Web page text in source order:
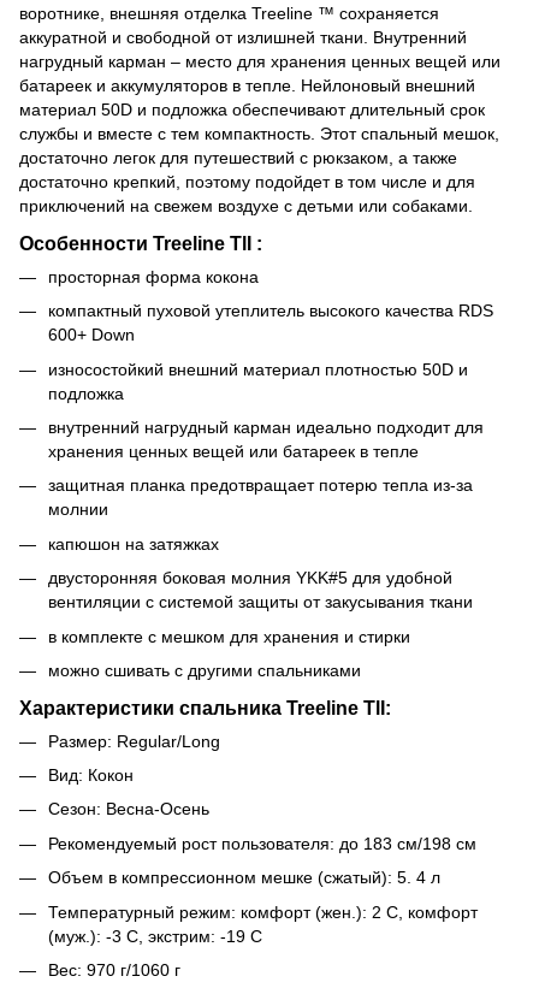
воротнике, внешняя отделка Treeline ™ сохраняется
аккуратной и свободной от излишней ткани. Внутренний
нагрудный карман – место для хранения ценных вещей или
батареек и аккумуляторов в тепле. Нейлоновый внешний
материал 50D и подложка обеспечивают длительный срок
службы и вместе с тем компактность. Этот спальный мешок,
достаточно легок для путешествий с рюкзаком, а также
достаточно крепкий, поэтому подойдет в том числе и для
приключений на свежем воздухе с детьми или собаками.
Особенности Treeline TlI :
просторная форма кокона
компактный пуховой утеплитель высокого качества RDS
600+ Down
износостойкий внешний материал плотностью 50D и
подложка
внутренний нагрудный карман идеально подходит для
хранения ценных вещей или батареек в тепле
защитная планка предотвращает потерю тепла из-за
молнии
капюшон на затяжках
двусторонняя боковая молния YKK#5 для удобной
вентиляции с системой защиты от закусывания ткани
в комплекте с мешком для хранения и стирки
можно сшивать с другими спальниками
Характеристики спальника Treeline TlI:
Размер: Regular/Long
Вид: Кокон
Сезон: Весна-Осень
Рекомендуемый рост пользователя: до 183 см/198 см
Объем в компрессионном мешке (сжатый): 5. 4 л
Температурный режим: комфорт (жен.): 2 С, комфорт
(муж.): -3 C, экстрим: -19 С
Вес: 970 г/1060 г